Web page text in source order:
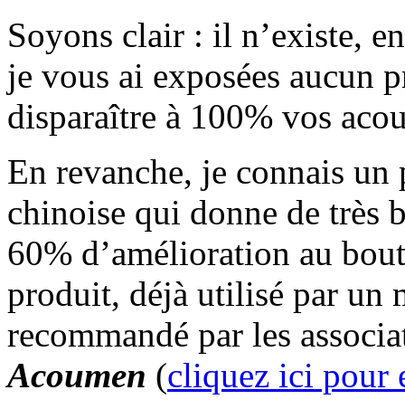
Soyons clair : il n’existe,
je vous ai exposées aucun
disparaître à 100% vos
En revanche, je connais
chinoise qui donne de très
60% d’amélioration au
produit, déjà utilisé par un
recommandé par les
Acoumen (cliquez ici pour